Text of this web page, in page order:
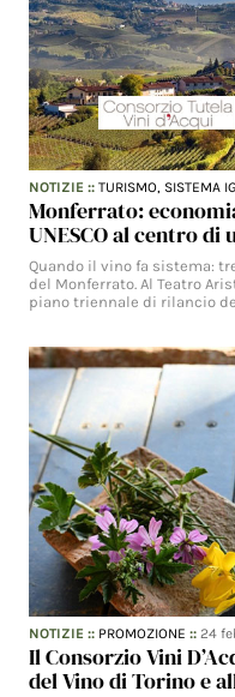
NOTIZIE ::TURISMO, SISTEMA IG
Monferrato:
UNESCO al centro
Quando il vino fa sistema:
del Monferrato. Al Teatro
piano triennale di rilancio
NOTIZIE :: PROMOZIONE ::24
Il Consorzio Vini
del Vino di Torino e